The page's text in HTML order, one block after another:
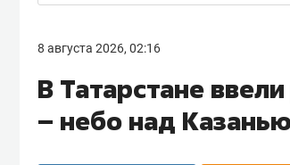
8 августа 2026, 02:16
В Татарстане
– небо над